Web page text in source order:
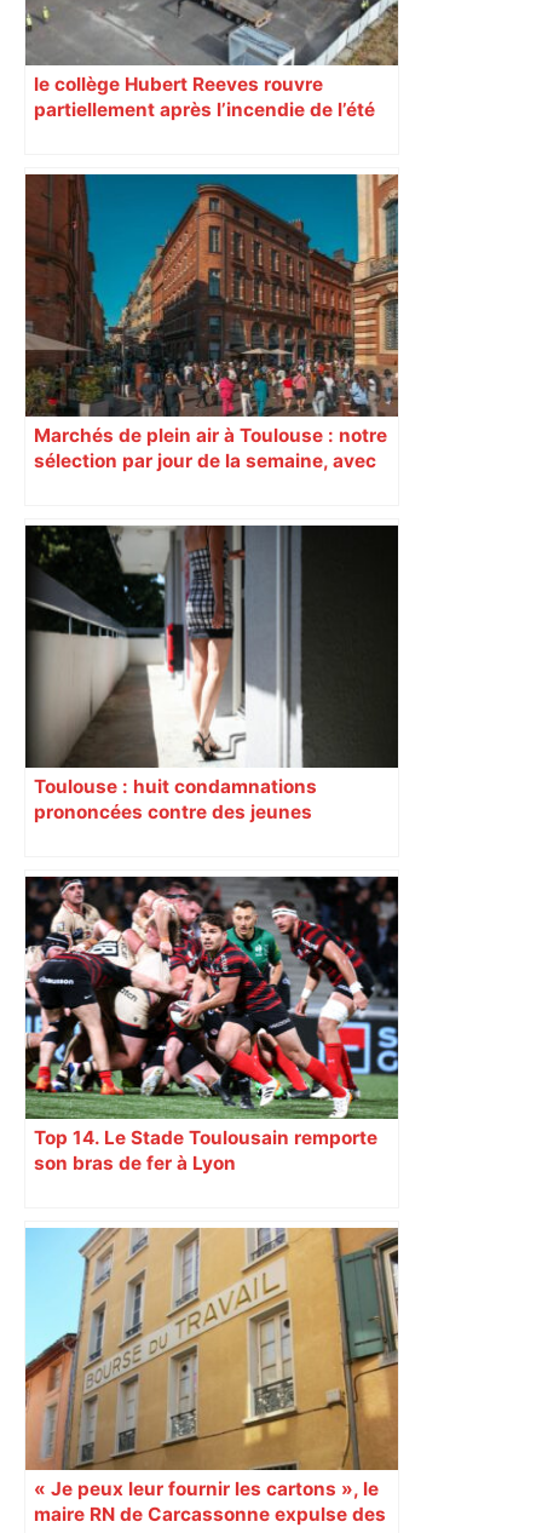
le collège Hubert Reeves rouvre
partiellement après l’incendie de l’été
Marchés de plein air à Toulouse : notre
sélection par jour de la semaine, avec
Toulouse : huit condamnations
prononcées contre des jeunes
Top 14. Le Stade Toulousain remporte
son bras de fer à Lyon
« Je peux leur fournir les cartons », le
maire RN de Carcassonne expulse des